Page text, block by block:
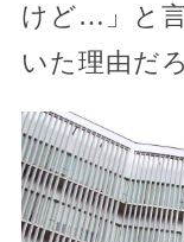
けど…」と
いた理由だ